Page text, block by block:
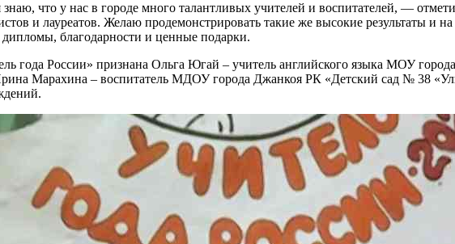
что у нас в городе много талантливых учителей и воспитателей, —
и лауреатов. Желаю продемонстрировать такие же высокие результаты и
благодарности и ценные подарки.
года России» признана Ольга Югай – учитель английского языка МОУ
Марахина – воспитатель МДОУ города Джанкоя РК «Детский сад № 38